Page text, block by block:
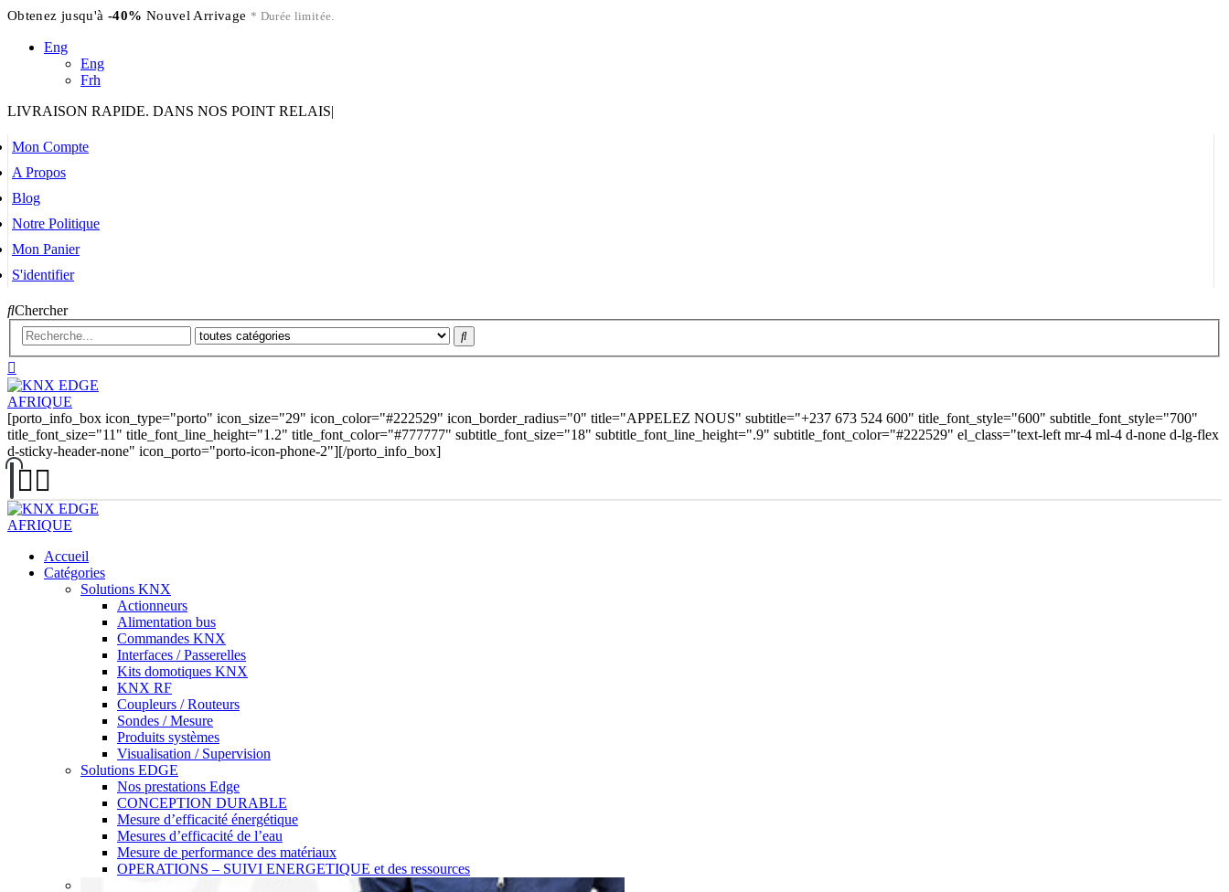
Obtenez jusqu'à -40% Nouvel Arrivage * Durée limitée.
Eng
Eng
Frh
LIVRAISON RAPIDE. DANS NOS POINT RELAIS|
Mon Compte
A Propos
Blog
Notre Politique
Mon Panier
S'identifier
Chercher
[porto_info_box icon_type="porto" icon_size="29" icon_color="#222529" icon_border_radius="0" title="APPELEZ NOUS" subtitle="+237 673 524 600" title_font_style="600" subtitle_font_style="700"
title_font_size="11" title_font_line_height="1.2" title_font_color="#777777" subtitle_font_size="18" subtitle_font_line_height=".9" subtitle_font_color="#222529" el_class="text-left mr-4 ml-4 d-none d-lg-flex
d-sticky-header-none" icon_porto="porto-icon-phone-2"][/porto_info_box]
Accueil
Catégories
Solutions KNX
Actionneurs
Alimentation bus
Commandes KNX
Interfaces / Passerelles
Kits domotiques KNX
KNX RF
Coupleurs / Routeurs
Sondes / Mesure
Produits systèmes
Visualisation / Supervision
Solutions EDGE
Nos prestations Edge
CONCEPTION DURABLE
Mesure d’efficacité énergétique
Mesures d’efficacité de l’eau
Mesure de performance des matériaux
OPERATIONS – SUIVI ENERGETIQUE et des ressources